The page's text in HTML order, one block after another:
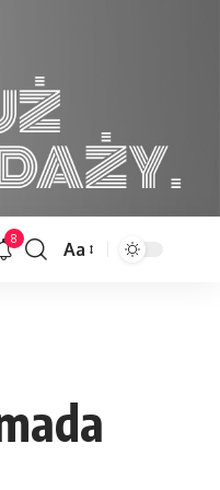
8
Font
Aa